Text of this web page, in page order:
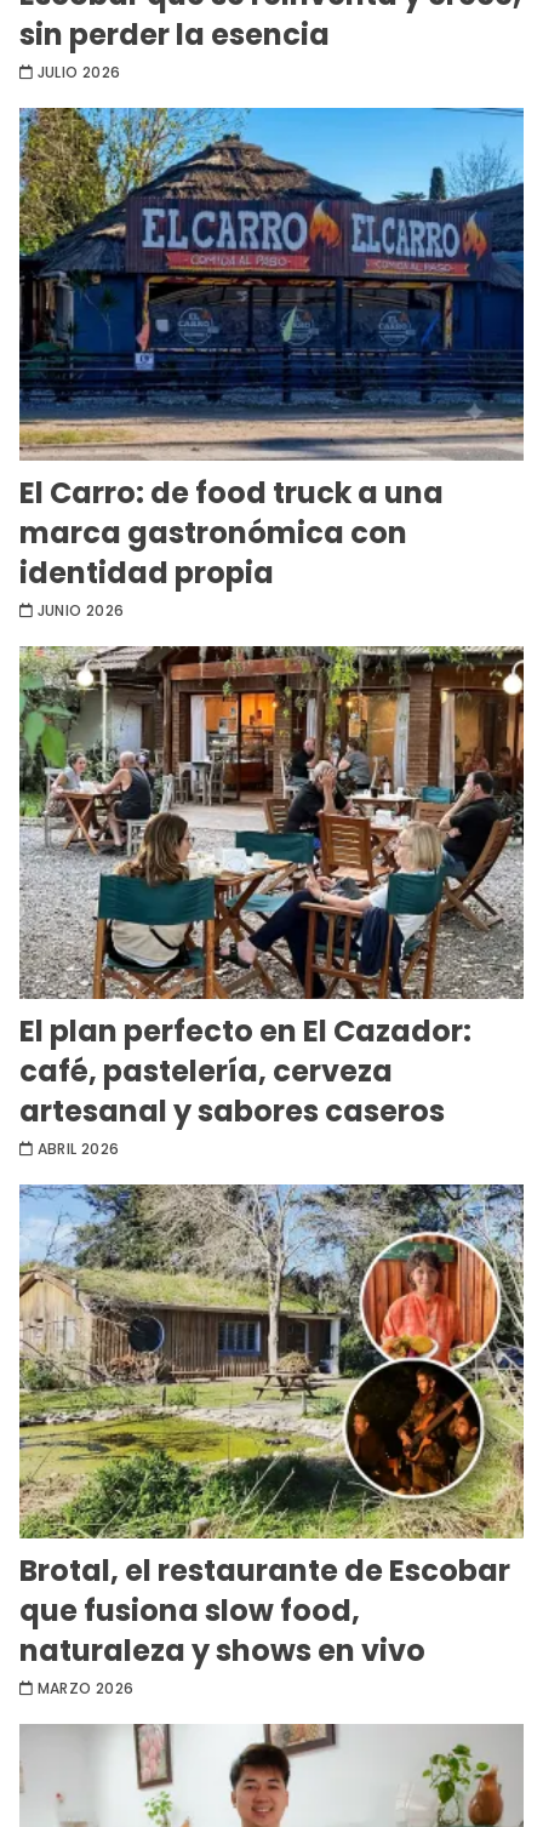
sin perder la esencia
JULIO 2026
El Carro: de food truck a una
marca gastronómica con
identidad propia
JUNIO 2026
El plan perfecto en El Cazador:
café, pastelería, cerveza
artesanal y sabores caseros
ABRIL 2026
Brotal, el restaurante de Escobar
que fusiona slow food,
naturaleza y shows en vivo
MARZO 2026